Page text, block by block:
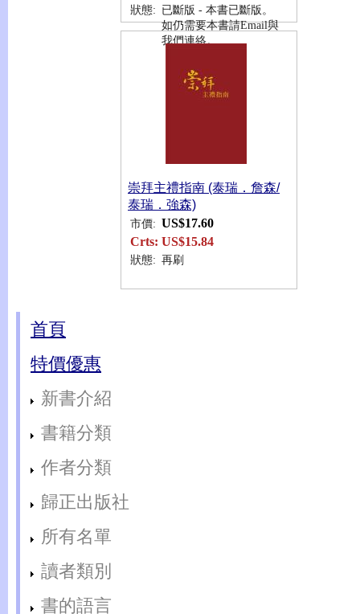
狀態: 已斷版 - 本書已斷版。
如仍需要本書請Email與
我們連絡。
崇拜主禮指南 (泰瑞．詹森/
泰瑞．強森)
市價: US$17.60
Crts: US$15.84
狀態: 再刷
首頁
特價優惠
新書介紹
書籍分類
作者分類
歸正出版社
所有名單
讀者類別
書的語言